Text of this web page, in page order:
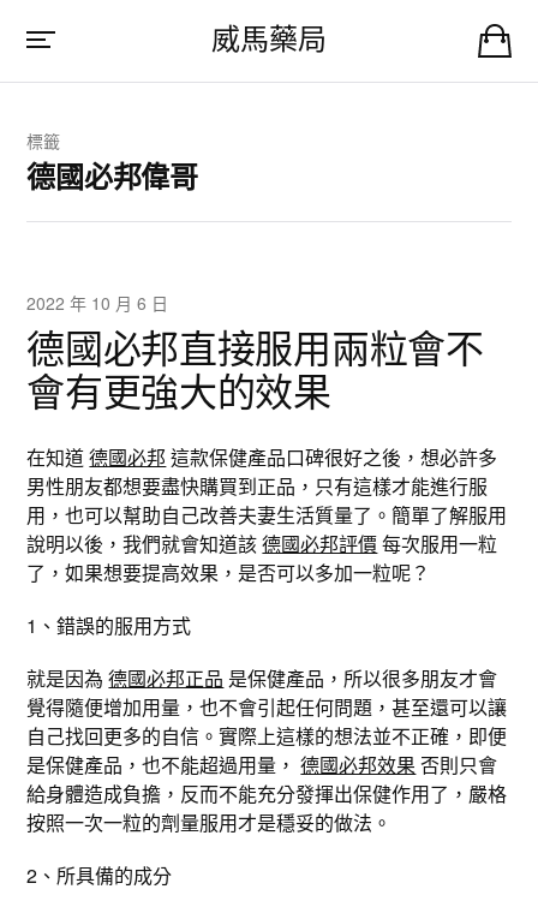
威馬藥局
標籤
德國必邦偉哥
2022 年 10 月 6 日
德國必邦直接服用兩粒會不
會有更強大的效果
在知道德國必邦 這款保健產品口碑很好之後，想必許多
男性朋友都想要盡快購買到正品，只有這樣才能進行服
用，也可以幫助自己改善夫妻生活質量了。簡單了解服用
說明以後，我們就會知道該德國必邦評價每次服用一粒
了，如果想要提高效果，是否可以多加一粒呢？
1、錯誤的服用方式
就是因為德國必邦正品 是保健產品，所以很多朋友才會
覺得隨便增加用量，也不會引起任何問題，甚至還可以讓
自己找回更多的自信。實際上這樣的想法並不正確，即便
是保健產品，也不能超過用量，德國必邦效果 否則只會
給身體造成負擔，反而不能充分發揮出保健作用了，嚴格
按照一次一粒的劑量服用才是穩妥的做法。
2、所具備的成分